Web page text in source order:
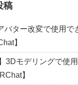
稿
バター改変で使用で
】
3Dモデリングで使
】